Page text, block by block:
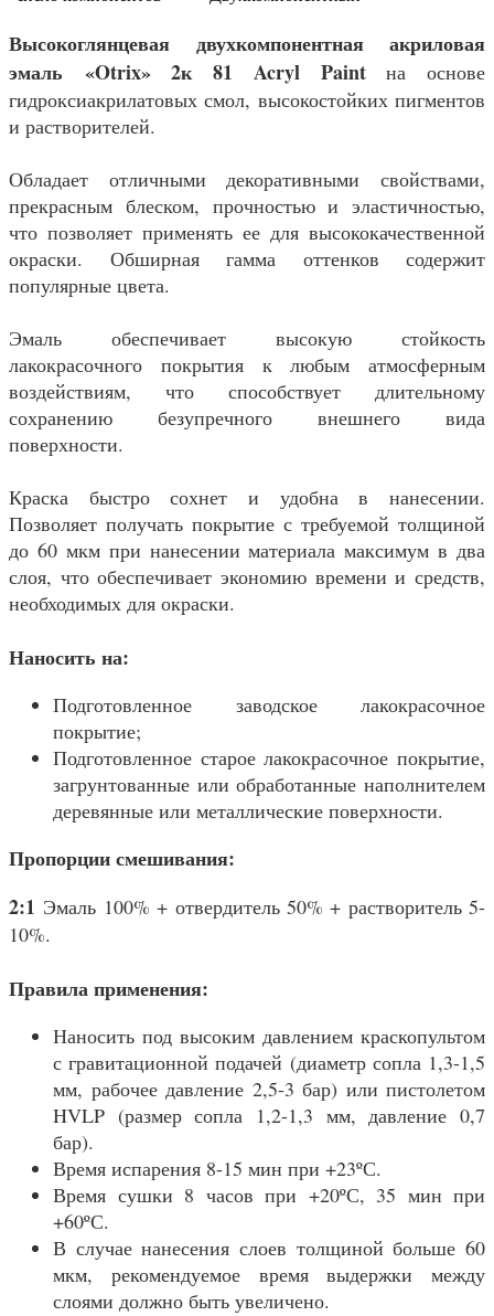
Высокоглянцевая двухкомпонентная акриловая
эмаль «Otrix» 2к 81 Acryl Paintна основе
гидроксиакрилатовых смол, высокостойких пигментов
и растворителей.
Обладает отличными декоративными свойствами,
прекрасным блеском, прочностью и эластичностью,
что позволяет применять ее для высококачественной
окраски. Обширная гамма оттенков содержит
популярные цвета.
Эмаль обеспечивает высокую стойкость
лакокрасочного покрытия к любым атмосферным
воздействиям, что способствует длительному
сохранению безупречного внешнего вида
поверхности.
Краска быстро сохнет и удобна в нанесении.
Позволяет получать покрытие с требуемой толщиной
до 60 мкм при нанесении материала максимум в два
слоя, что обеспечивает экономию времени и средств,
необходимых для окраски.
Наносить на:
Подготовленное заводское лакокрасочное
покрытие;
Подготовленное старое лакокрасочное покрытие,
загрунтованные или обработанные наполнителем
деревянные или металлические поверхности.
Пропорции смешивания:
2:1 Эмаль 100% + отвердитель 50% + растворитель 5-
10%.
Правила применения:
Наносить под высоким давлением краскопультом
с гравитационной подачей (диаметр сопла 1,3-1,5
мм, рабочее давление 2,5-3 бар) или пистолетом
HVLP (размер сопла 1,2-1,3 мм, давление 0,7
бар).
Время испарения 8-15 мин при +23ºС.
Время сушки 8 часов при +20ºС, 35 мин при
+60ºС.
В случае нанесения слоев толщиной больше 60
мкм, рекомендуемое время выдержки между
слоями должно быть увеличено.